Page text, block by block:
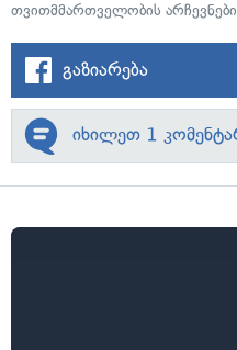
თვითმმართველობის
გაზიარება
იხილეთ 1